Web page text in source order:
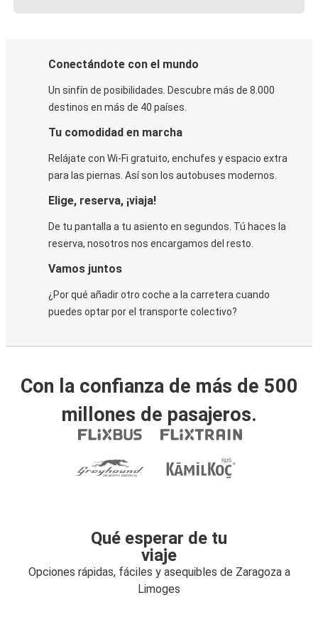
Conectándote con el mundo
Un sinfín de posibilidades. Descubre más de 8.000
destinos en más de 40 países.
Tu comodidad en marcha
Relájate con Wi-Fi gratuito, enchufes y espacio extra
para las piernas. Así son los autobuses modernos.
Elige, reserva, ¡viaja!
De tu pantalla a tu asiento en segundos. Tú haces la
reserva, nosotros nos encargamos del resto.
Vamos juntos
¿Por qué añadir otro coche a la carretera cuando
puedes optar por el transporte colectivo?
Con la confianza de más de 500
millones de pasajeros.
Qué esperar de tu
viaje
Opciones rápidas, fáciles y asequibles de Zaragoza a
Limoges